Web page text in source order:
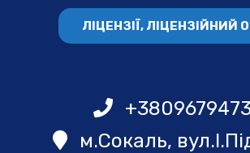
ЛІЦЕНЗІЇ, ЛІЦЕНЗІЙНИЙ
м.Сокаль,